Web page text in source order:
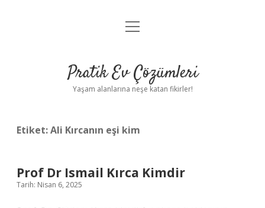
Anasayfa
Yasal Uyarı
menüyü
Pratik Ev Çözümleri
Yaşam alanlarına neşe katan fikirler!
Etiket:Ali Kırcanın eşi kim
Prof Dr Ismail Kırca Kimdir
Tarih: Nisan 6, 2025